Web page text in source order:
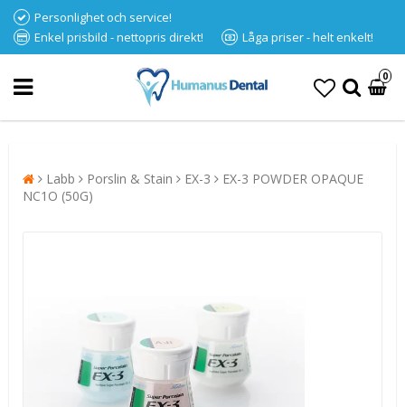
Personlighet och service!
Enkel prisbild - nettopris direkt!
Låga priser - helt enkelt!
0
Labb Porslin & Stain EX-3
EX-3 POWDER OPAQUE
NC1O (50G)